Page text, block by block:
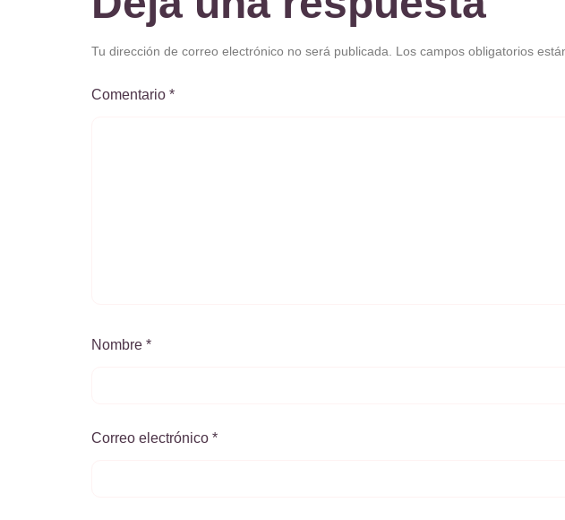
Tu dirección de correo electrónico no será publicada. Los campos obligatorios
Comentario *
Nombre *
Correo electrónico *